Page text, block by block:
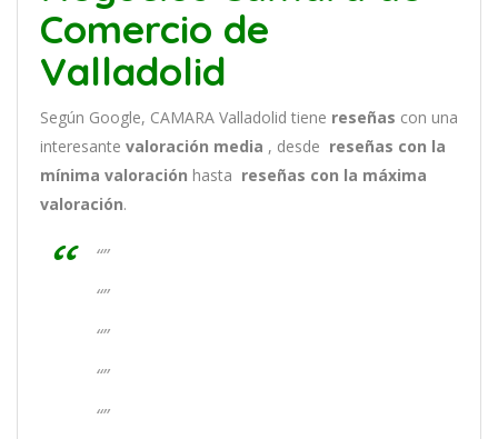
Comercio de
Valladolid
Según Google, CAMARA Valladolid tiene reseñas con una
interesante valoración media , desde reseñas con la
mínima valoración hasta reseñas con la máxima
valoración.
“”
“”
“”
“”
“”